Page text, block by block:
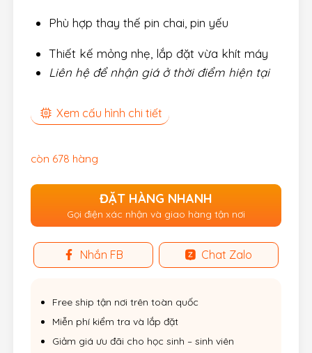
Phù hợp thay thế pin chai, pin yếu
Thiết kế mỏng nhẹ, lắp đặt vừa khít máy
Liên hệ để nhận giá ở thời điểm hiện tại
Xem cấu hình chi tiết
còn 678 hàng
ĐẶT HÀNG NHANH
Gọi điện xác nhận và giao hàng tận nơi
Nhắn FB Chat Zalo
Free ship tận nơi trên toàn quốc
Miễn phí kiểm tra và lắp đặt
Giảm giá ưu đãi cho học sinh – sinh viên